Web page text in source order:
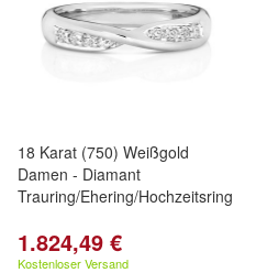
18 Karat (750) Weißgold
Damen - Diamant
Trauring/Ehering/Hochzeitsring
1.824,49 €
Kostenloser Versand